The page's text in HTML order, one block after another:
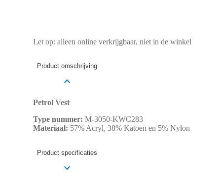
Let op: alleen online verkrijgbaar, niet in de winkel
Product omschrijving
Petrol Vest
Type nummer: M-3050-KWC283
Materiaal: 57% Acryl, 38% Katoen en 5% Nylon
Product specificaties